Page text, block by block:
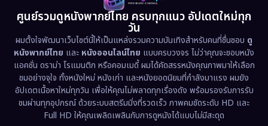
Disaster (13)
Disney+ (5)
Documentary สารคดี (95)
Drama ดราม่า (1,538)
Dystopian (17)
1978
1962
ศูนย์รวมดูหนังพากย์ไทย ครบทุกแนว อัปเดตใหม่ทุก
วัน
ผมตั้งใจพัฒนาเว็บไซต์นี้ให้เป็นแหล่งรวมความบันเทิงสำหรับคนที่ชื่นชอบ ดู
หนังพากย์ไทย และ หนังออนไลน์ไทย แบบครบวงจร ไม่ว่าคุณจะชอบหนัง
แอคชั่น ดราม่า โรแมนติก หรือคอมเมดี้ ผมได้คัดสรรหนังคุณภาพมาให้เลือก
ชมอย่างจุใจ ทั้งหนังใหม่ หนังเก่า และหนังยอดนิยมที่กำลังมาแรง ผมยัง
อัปเดตเนื้อหาใหม่ทุกวัน เพื่อให้คุณไม่พลาดทุกเรื่องดัง พร้อมรองรับการรับ
ชมผ่านทุกอุปกรณ์ ด้วยระบบสตรีมมิ่งที่รวดเร็ว ภาพคมชัดระดับ HD และ
Full HD ให้คุณเพลิดเพลินกับการดูหนังได้แบบไม่มีสะดุด